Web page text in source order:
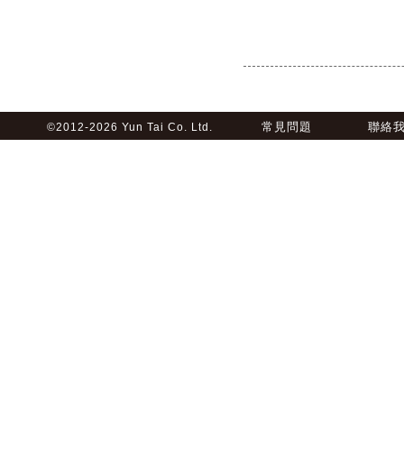
©2012-2026 Yun Tai Co. Ltd. 常見問題 聯絡